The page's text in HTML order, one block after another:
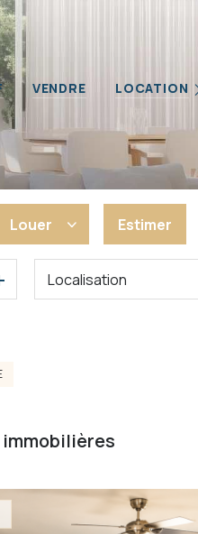
VENDRE LOCATION
Propriétaires
Immobilier
Louer
En saisonnier
Estimer